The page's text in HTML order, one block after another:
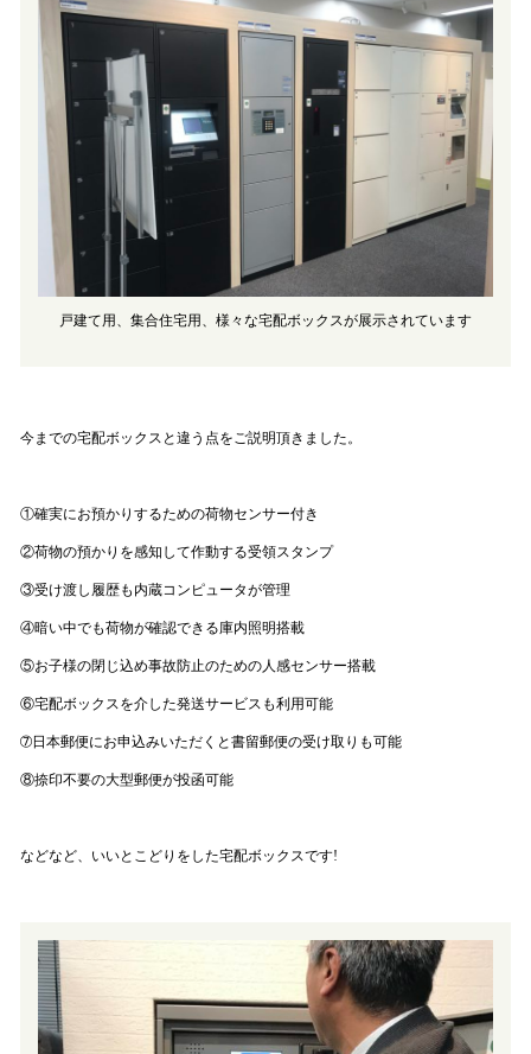
戸建て用、集合住宅用、様々な宅配ボックスが展示されています
今までの宅配ボックスと違う点をご説明頂きました。
①確実にお預かりするための荷物センサー付き
②荷物の預かりを感知して作動する受領スタンプ
③受け渡し履歴も内蔵コンピュータが管理
④暗い中でも荷物が確認できる庫内照明搭載
⑤お子様の閉じ込め事故防止のための人感センサー搭載
⑥宅配ボックスを介した発送サービスも利用可能
➆日本郵便にお申込みいただくと書留郵便の受け取りも可能
⑧捺印不要の大型郵便が投函可能
などなど、いいとこどりをした宅配ボックスです!